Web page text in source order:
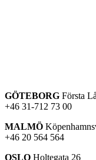
GÖTEBORG Första
+46 31-712 73 00
MALMÖ
+46 20 564 564
OSLO Holtegata 26